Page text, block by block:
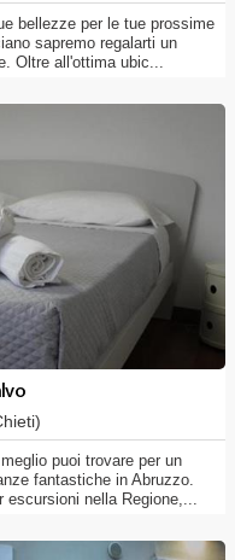
bellezze per le tue prossime
sapremo regalarti un
Oltre all'ottima ubic...
puoi trovare per un
fantastiche in Abruzzo.
escursioni nella Regione,...